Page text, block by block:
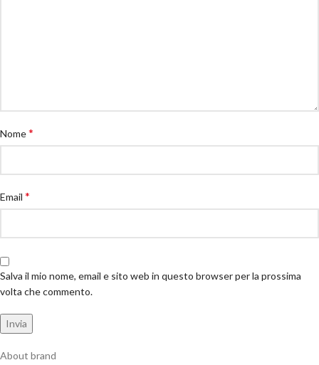
Nome*
Email *
Salva il mio nome, email e sito web in questo browser per la prossima
volta che commento.
About brand